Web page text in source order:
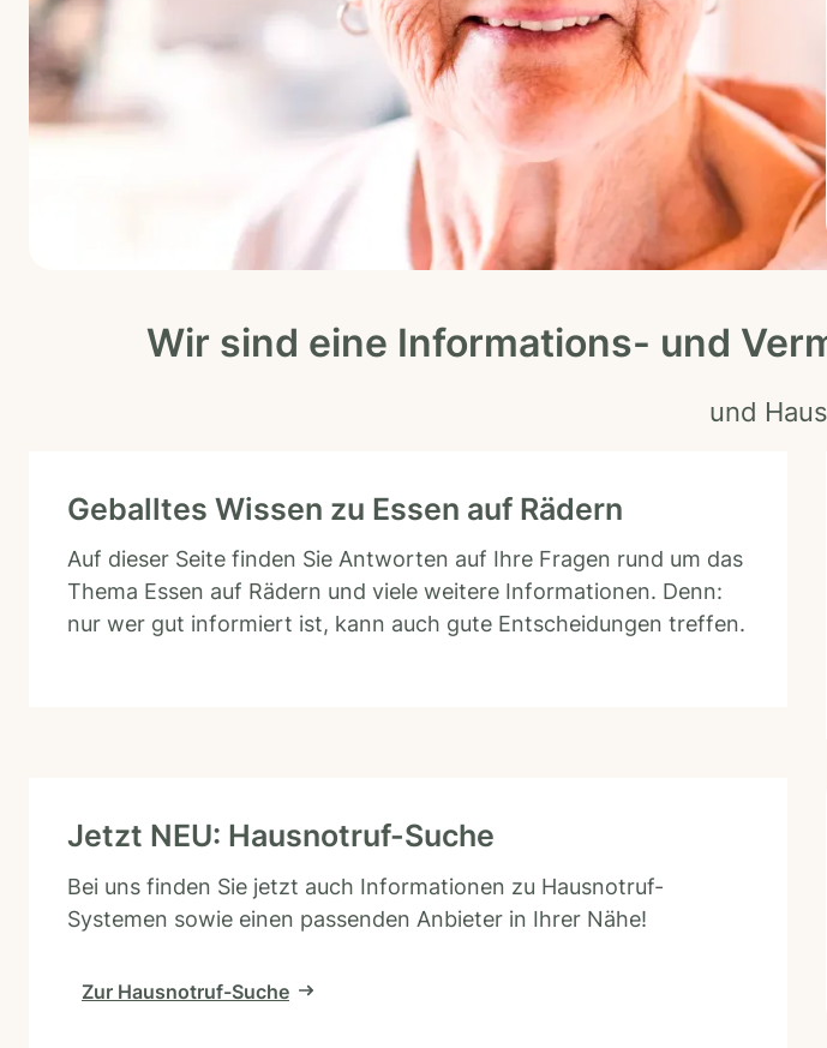
Wir sind eine Informations- und
und
Geballtes Wissen zu Essen auf Rädern
Auf dieser Seite finden Sie Antworten auf Ihre Fragen rund um das
Thema Essen auf Rädern und viele weitere Informationen. Denn:
nur wer gut informiert ist, kann auch gute Entscheidungen treffen.
Jetzt NEU: Hausnotruf-Suche
Bei uns finden Sie jetzt auch Informationen zu Hausnotruf-
Systemen sowie einen passenden Anbieter in Ihrer Nähe!
Zur Hausnotruf-Suche